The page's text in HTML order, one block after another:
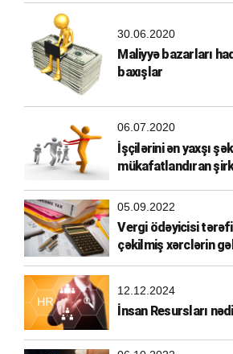
30.06.2020
Maliyyə bazarları
baxışlar
06.07.2020
İşçilərini ən yaxşı
mükafatlandıran
05.09.2022
Vergi ödəyicisi
çəkilmiş xərclərin
xərclərə aid edilməsi
12.12.2024
İnsan Resursları